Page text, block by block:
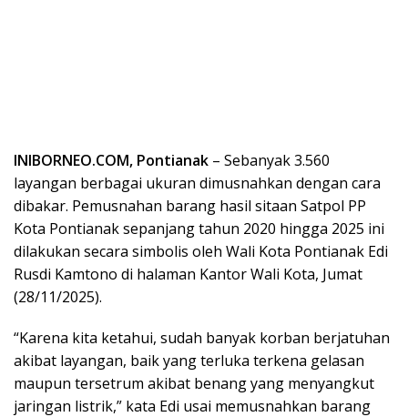
INIBORNEO.COM, Pontianak – Sebanyak 3.560
layangan berbagai ukuran dimusnahkan dengan cara
dibakar. Pemusnahan barang hasil sitaan Satpol PP
Kota Pontianak sepanjang tahun 2020 hingga 2025 ini
dilakukan secara simbolis oleh Wali Kota Pontianak Edi
Rusdi Kamtono di halaman Kantor Wali Kota, Jumat
(28/11/2025).
“Karena kita ketahui, sudah banyak korban berjatuhan
akibat layangan, baik yang terluka terkena gelasan
maupun tersetrum akibat benang yang menyangkut
jaringan listrik,” kata Edi usai memusnahkan barang